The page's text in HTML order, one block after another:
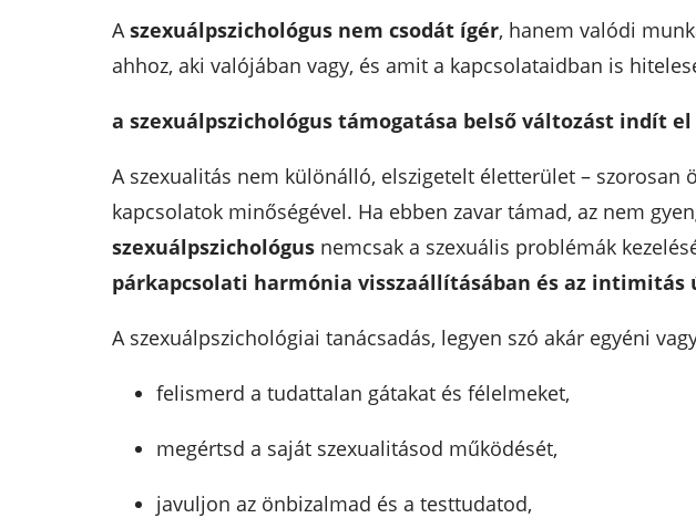
Aszexuálpszichológus nem csodát ígér, hanem valódi
ahhoz, aki valójában vagy, és amit a kapcsolataidban is
a szexuálpszichológus támogatása belső változást indít el
A szexualitás nem különálló, elszigetelt életterület –
kapcsolatok minőségével. Ha ebben zavar támad, az nem
szexuálpszichológusnemcsak a szexuális problémák
párkapcsolati harmónia visszaállításában és az intimitás
A szexuálpszichológiai tanácsadás, legyen szó akár egyéni
felismerd a tudattalan gátakat és félelmeket,
megértsd a saját szexualitásod működését,
javuljon az önbizalmad és a testtudatod,